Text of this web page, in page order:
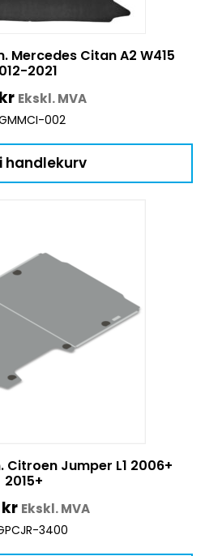
Mercedes Citan A2 W415
2021
kr Ekskl. MVA
002
handlekurv
Jumper L1 2006+
2015+
kr Ekskl. MVA
3400